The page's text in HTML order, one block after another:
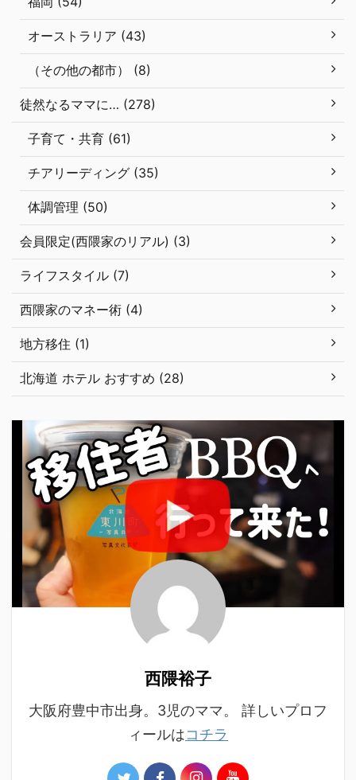
オーストラリア (43)
（その他の都市） (8)
徒然なるママに… (278)
子育て・共育 (61)
チアリーディング (35)
体調管理 (50)
会員限定(西隈家のリアル) (3)
ライフスタイル (7)
西隈家のマネー術 (4)
地方移住 (1)
北海道 ホテル おすすめ (28)
西隈裕子
大阪府豊中市出身。3児のママ。 詳しいプロフ
ィールはコチラ